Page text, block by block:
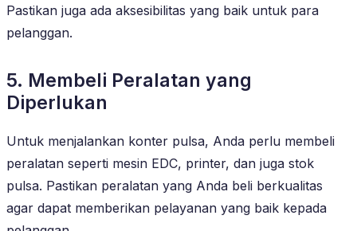
Pastikan juga ada aksesibilitas yang baik untuk para
pelanggan.
5. Membeli Peralatan yang
Diperlukan
Untuk menjalankan konter pulsa, Anda perlu membeli
peralatan seperti mesin EDC, printer, dan juga stok
pulsa. Pastikan peralatan yang Anda beli berkualitas
agar dapat memberikan pelayanan yang baik kepada